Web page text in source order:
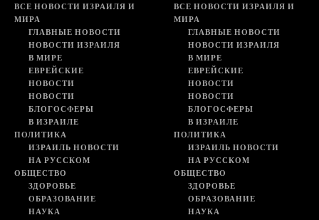
ВСЕ НОВОСТИ ИЗРАИЛЯ И
МИРА
ГЛАВНЫЕ НОВОСТИ
НОВОСТИ ИЗРАИЛЯ
В МИРЕ
ЕВРЕЙСКИЕ
НОВОСТИ
НОВОСТИ
БЛОГОСФЕРЫ
В ИЗРАИЛЕ
ПОЛИТИКА
ИЗРАИЛЬ НОВОСТИ
НА РУССКОМ
ОБЩЕСТВО
ЗДОРОВЬЕ
ОБРАЗОВАНИЕ
НАУКА
ВСЕ НОВОСТИ ИЗРАИЛЯ И
МИРА
ГЛАВНЫЕ НОВОСТИ
НОВОСТИ ИЗРАИЛЯ
В МИРЕ
ЕВРЕЙСКИЕ
НОВОСТИ
НОВОСТИ
БЛОГОСФЕРЫ
В ИЗРАИЛЕ
ПОЛИТИКА
ИЗРАИЛЬ НОВОСТИ
НА РУССКОМ
ОБЩЕСТВО
ЗДОРОВЬЕ
ОБРАЗОВАНИЕ
НАУКА